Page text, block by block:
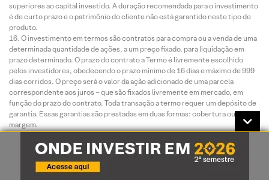
superiores ao capital investido. A duração recomendada para o investimento
é de curto prazo e o patrimônio do cliente não está garantido neste tipo de
produto.
O investimento em termos são contratos para compra ou a venda de uma
determinada quantidade de ações, a um preço fixado, para liquidação em
prazo determinado. O prazo do contrato a Termo é livremente escolhido
pelos investidores, obedecendo o prazo mínimo de 16 dias e máximo de 999
dias corridos. O preço será o valor da ação adicionado de uma parcela
correspondente aos juros – que são fixados livremente em mercado, em
função do prazo do contrato. Toda transação a termo requer um depósito de
garantia. Essas garantias são prestadas em duas formas: cobertura ou
margem.
patrimoniais significativos. Commodity é um objeto ou determinante de
preço de um contrato futuro ou outro instrumento derivativo, podendo
consubstanciar um índice, uma taxa, um valor mobiliário ou produto físico. É